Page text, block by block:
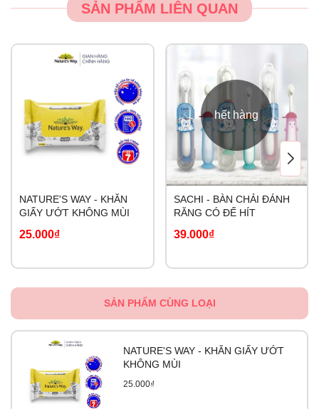
SẢN PHẨM LIÊN QUAN
NATURE'S WAY - KHĂN
GIẤY ƯỚT KHÔNG MÙI
25.000₫
hết hàng
SACHI - BÀN CHẢI ĐÁNH
RĂNG CÓ ĐẾ HÍT
39.000₫
SẢN PHẨM CÙNG LOẠI
NATURE'S WAY - KHĂN GIẤY ƯỚT
KHÔNG MÙI
25.000₫